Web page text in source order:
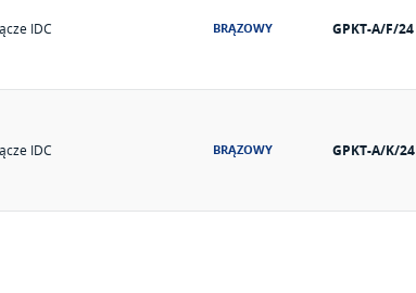
IDC BRĄZOWY GPKT-A/F/24
IDC BRĄZOWY GPKT-A/K/24